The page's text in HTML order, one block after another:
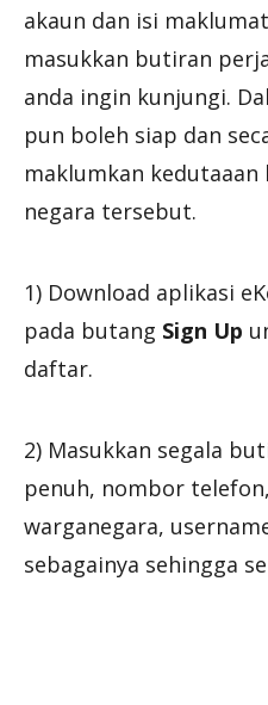
akaun dan isi
masukkan butiran
anda ingin kunjungi.
pun boleh siap dan
maklumkan kedutaaan
negara tersebut.
1) Download aplikasi
pada butang Sign Up
daftar.
2) Masukkan segala
penuh, nombor
warganegara,
sebagainya sehingga